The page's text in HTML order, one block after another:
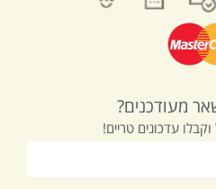
מעודכנים?
וקבלו עדכונים טריים!